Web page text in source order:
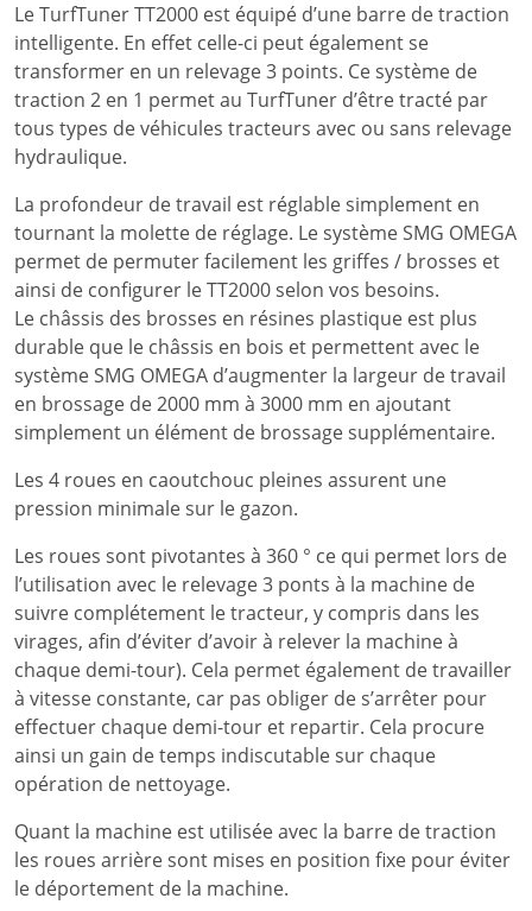
Le TurfTuner TT2000 est équipé d’une barre de traction
intelligente. En effet celle-ci peut également se
transformer en un relevage 3 points. Ce système de
traction 2 en 1 permet au TurfTuner d’être tracté par
tous types de véhicules tracteurs avec ou sans relevage
hydraulique.
La profondeur de travail est réglable simplement en
tournant la molette de réglage. Le système SMG OMEGA
permet de permuter facilement les griffes / brosses et
ainsi de configurer le TT2000 selon vos besoins.
Le châssis des brosses en résines plastique est plus
durable que le châssis en bois et permettent avec le
système SMG OMEGA d’augmenter la largeur de travail
en brossage de 2000 mm à 3000 mm en ajoutant
simplement un élément de brossage supplémentaire.
Les 4 roues en caoutchouc pleines assurent une
pression minimale sur le gazon.
Les roues sont pivotantes à 360 ° ce qui permet lors de
l’utilisation avec le relevage 3 ponts à la machine de
suivre complétement le tracteur, y compris dans les
virages, afin d’éviter d’avoir à relever la machine à
chaque demi-tour). Cela permet également de travailler
à vitesse constante, car pas obliger de s’arrêter pour
effectuer chaque demi-tour et repartir. Cela procure
ainsi un gain de temps indiscutable sur chaque
opération de nettoyage.
Quant la machine est utilisée avec la barre de traction
les roues arrière sont mises en position fixe pour éviter
le déportement de la machine.